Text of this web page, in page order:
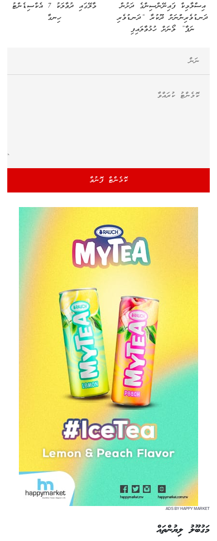
އިސްލާމިކް ފައިނޭންސިންގެ ދަށުން
ދަނޑުވެރިންނަށް ދޫކުރާ “ދަނޑުވެރި
ނަފާ” ލޯނަށް ހުޅުވާލައިފި
މާލޭގައި ދުވާލަކު 7 އެކްސިޑެންޓު
ހިނގާ
ADS BY HAPPY MARKET
މަގުބޫލު ލިޔުންތައް